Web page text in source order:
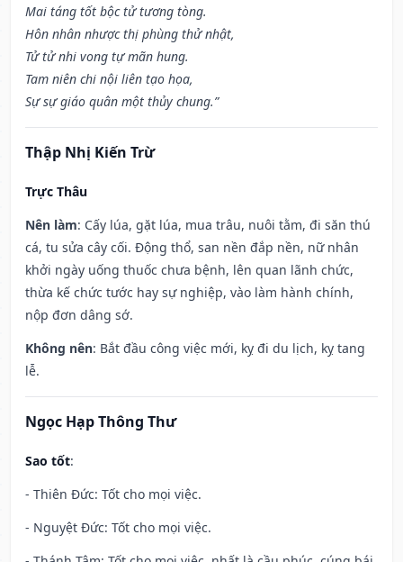
Mai táng tốt bộc tử tương tòng.
Hôn nhân nhược thị phùng thử nhật,
Tử tử nhi vong tự mãn hung.
Tam niên chi nội liên tạo họa,
Sự sự giáo quân một thủy chung.”
Thập Nhị Kiến Trừ
Trực Thâu
Nên làm: Cấy lúa, gặt lúa, mua trâu, nuôi tằm, đi săn thú
cá, tu sửa cây cối. Động thổ, san nền đắp nền, nữ nhân
khởi ngày uống thuốc chưa bệnh, lên quan lãnh chức,
thừa kế chức tước hay sự nghiệp, vào làm hành chính,
nộp đơn dâng sớ.
Không nên: Bắt đầu công việc mới, kỵ đi du lịch, kỵ tang
lễ.
Ngọc Hạp Thông Thư
Sao tốt:
- Thiên Đức: Tốt cho mọi việc.
- Nguyệt Đức: Tốt cho mọi việc.